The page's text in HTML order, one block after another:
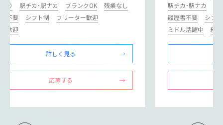
り
駅チカ･駅ナカ ブランクOK
残業なし
不要
シフト制
フリーター歓迎
歓迎
詳しく見る
応募する
駅チカ･駅ナカ
履歴書不要
シフ
ミドル活躍中
経